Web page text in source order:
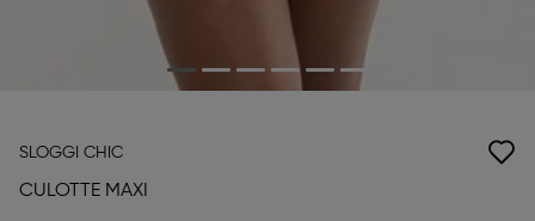
SLOGGI CHIC
CULOTTE MAXI